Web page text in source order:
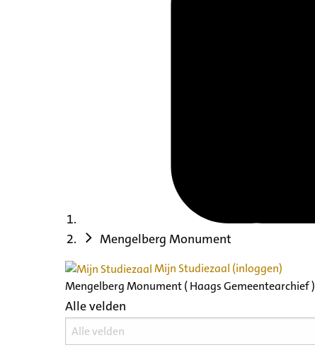
Mengelberg Monument
Mijn Studiezaal (inloggen)
Mengelberg Monument ( Haags Gemeentearchief )
Alle velden